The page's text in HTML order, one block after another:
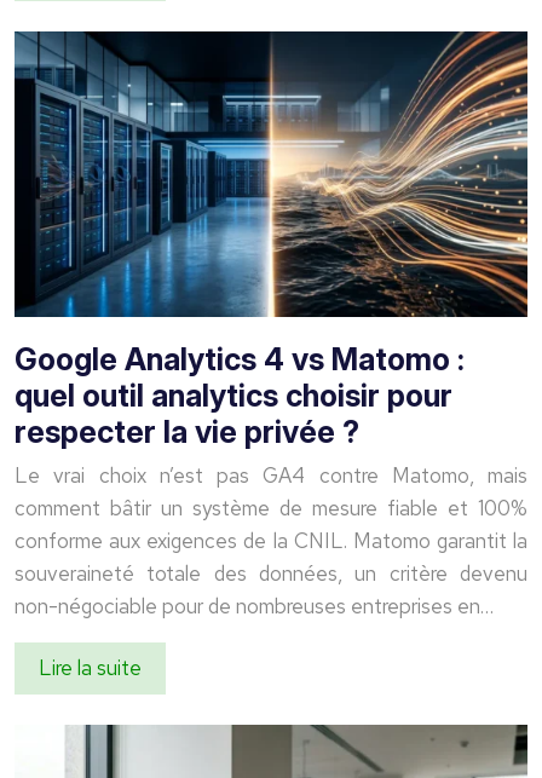
Google Analytics 4 vs Matomo :
quel outil analytics choisir pour
respecter la vie privée ?
Le vrai choix n’est pas GA4 contre Matomo, mais
comment bâtir un système de mesure fiable et 100%
conforme aux exigences de la CNIL. Matomo garantit la
souveraineté totale des données, un critère devenu
non-négociable pour de nombreuses entreprises en…
Lire la suite